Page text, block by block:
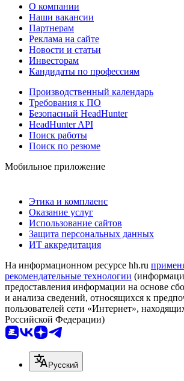
О компании
Наши вакансии
Партнерам
Реклама на сайте
Новости и статьи
Инвесторам
Кандидаты по профессиям
Производственный календарь
Требования к ПО
Безопасный HeadHunter
HeadHunter API
Поиск работы
Поиск по резюме
Мобильное приложение
Этика и комплаенс
Оказание услуг
Использование сайтов
Защита персональных данных
ИТ аккредитация
На информационном ресурсе hh.ru
рекомендательные технологии
предоставления информации на основе
и анализа сведений, относящихся к
пользователей сети «Интернет»,
Российской Федерации)
Русский